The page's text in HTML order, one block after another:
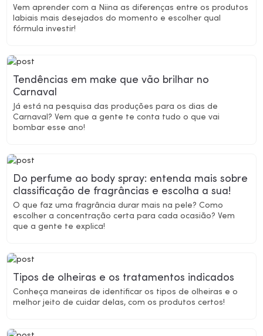
Vem aprender com a Niina as diferenças entre os produtos
labiais mais desejados do momento e escolher qual
fórmula investir!
Tendências em make que vão brilhar no
Carnaval
Já está na pesquisa das produções para os dias de
Carnaval? Vem que a gente te conta tudo o que vai
bombar esse ano!
Do perfume ao body spray: entenda mais sobre
classificação de fragrâncias e escolha a sua!
O que faz uma fragrância durar mais na pele? Como
escolher a concentração certa para cada ocasião? Vem
que a gente te explica!
Tipos de olheiras e os tratamentos indicados
Conheça maneiras de identificar os tipos de olheiras e o
melhor jeito de cuidar delas, com os produtos certos!